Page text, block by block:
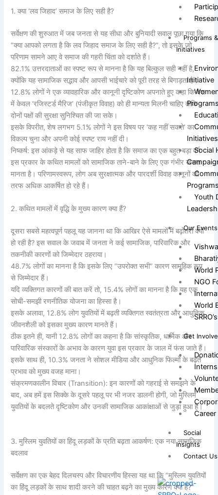
Programs &
Initiatives
Initiative
Initiatives
Social
Youth
Our Events
World
NGO
World
Get
Career
Social
Insights
Contact Us
1. क्या ‘लव जिहाद’ समाज के लिए सही है?
सर्वेक्षण की शुरुआत में जब जनता से यह सीधा और बुनियादी सवाल पूछा गया कि
“क्या आपको लगता है कि लव जिहाद समाज के लिए सही है?”, तो इसके जो
परिणाम सामने आए वे समाज की गहरी चिंता को दर्शाते हैं।
82.1% उत्तरदाताओं का स्पष्ट रूप से मानना है कि यह बिल्कुल सही नहीं है,
क्योंकि यह सामाजिक सद्भाव और आपसी भाईचारे को पूरी तरह से बिगाड़ता है।
12.8% लोगों ने एक व्यावहारिक और कानूनी दृष्टिकोण अपनाते हुए कहा कि देश
में केवल ‘रजिस्टर्ड मैरिज’ (पंजीकृत विवाह) को ही मान्यता मिलनी चाहिए ताकि
दोनों पक्षों की सुरक्षा सुनिश्चित की जा सके।
इसके विपरीत, शेष लगभग 5.1% लोगों ने इस विषय पर ‘कह नहीं सकते’ का
विकल्प चुना और अपनी कोई स्पष्ट राय नहीं दी।
निष्कर्ष: इस आंकड़े से यह साफ जाहिर होता है कि समाज का एक बहुत बड़ा वर्ग
इस प्रकार के कथित मामलों को सामाजिक ताने-बाने के लिए एक गंभीर खतरा
मानता है। परिणामस्वरूप, लोग अब सुरक्षात्मक और पारदर्शी विवाह कानूनों की
तरफ अधिक आकर्षित हो रहे हैं।
2. कथित मामलों में वृद्धि के मुख्य कारण क्या हैं?
दूसरा सबसे महत्वपूर्ण पहलू यह जानना था कि आखिर ऐसे मामलों में बढ़ोतरी क्यों
हो रही है? इस सवाल के जवाब में जनता ने कई सामाजिक, पारिवारिक और
तकनीकी कारणों को जिम्मेदार ठहराया।
48.7% लोगों का मानना है कि इसके लिए “उपरोक्त सभी” कारण सामूहिक रूप
से जिम्मेदार हैं।
यदि व्यक्तिगत कारणों की बात करें तो, 15.4% लोगों का मानना है कि यह एक
सोची-समझी रणनीतिक योजना का हिस्सा है।
इसके अलावा, 12.8% लोग युवतियों में बढ़ती व्यक्तिगत स्वतंत्रता और आधुनिक
जीवनशैली को इसका मुख्य कारण मानते हैं।
ठीक इतने ही, यानी 12.8% लोगों का कहना है कि सांस्कृतिक, धार्मिक और
पारिवारिक संस्कारों के अभाव के कारण युवा इस प्रकार के जाल में फंस जाते हैं।
इसके साथ ही, 10.3% जनता ने सोशल मीडिया और आधुनिक फिल्मों के बढ़ते
प्रभाव को मुख्य वजह माना।
संक्रमणकालीन विचार (Transition): इन कारणों को गहराई से समझने के
बाद, अब हमें इस सिक्के के दूसरे पहलू पर भी नजर डालनी होगी, जो मुस्लिम
युवतियों के बदलते दृष्टिकोण और उनकी सामाजिक आकांक्षाओं से जुड़ा हुआ है।
3. मुस्लिम युवतियों का हिंदू लड़कों के प्रति बढ़ता आकर्षण: एक नया सामाजिक
बदलाव
सर्वेक्षण का एक बेहद दिलचस्प और विचारणीय हिस्सा यह था कि “मुस्लिम युवतियों
का हिंदू लड़कों के साथ शादी करने की चाहत बढ़ने का मुख्य कारण क्या है?”